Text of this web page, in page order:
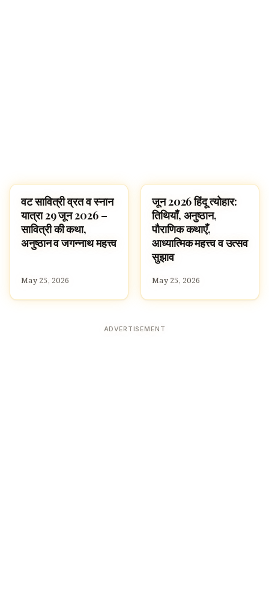
FESTIVALS
वट सावित्री व्रत व स्नान
यात्रा 29 जून 2026 –
सावित्री की कथा,
अनुष्ठान व जगन्नाथ महत्त्व
May 25, 2026
FESTIVALS
जून 2026 हिंदू त्योहार:
तिथियाँ, अनुष्ठान,
पौराणिक कथाएँ,
आध्यात्मिक महत्त्व व उत्सव
सुझाव
May 25, 2026
ADVERTISEMENT